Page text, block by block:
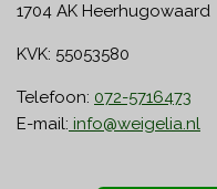
1704 AK Heerhugowaard
KVK: 55053580
Telefoon: 072-5716473
E-mail: info@weigelia.nl